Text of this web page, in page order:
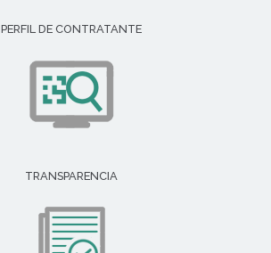
PERFIL DE CONTRATANTE
TRANSPARENCIA